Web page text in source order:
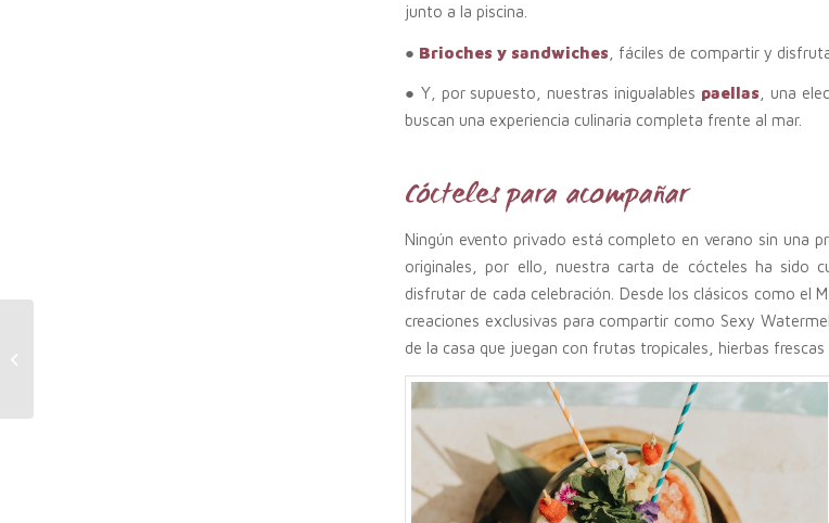
junto a la piscina.
● Brioches y sandwiches , fáciles de compartir y
● Y, por supuesto, nuestras inigualables paellas , una
buscan una experiencia culinaria completa frente al mar.
Cócteles para acompañar
Ningún evento privado está completo en verano sin una
originales, por ello, nuestra carta de cócteles ha sido
disfrutar de cada celebración. Desde los clásicos como el
creaciones exclusivas para compartir como Sexy
de la casa que juegan con frutas tropicales, hierbas frescas